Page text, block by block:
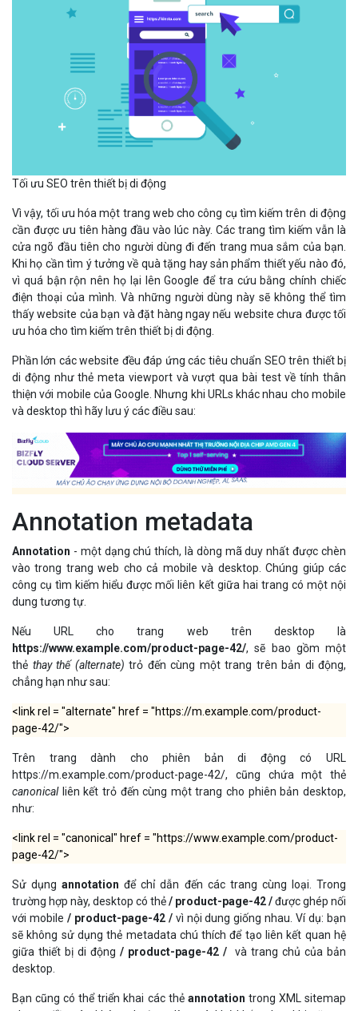
Tối ưu SEO trên thiết bị di động
Vì vậy, tối ưu hóa một trang web cho công cụ tìm kiếm trên di động
cần được ưu tiên hàng đầu vào lúc này. Các trang tìm kiếm vẫn là
cửa ngõ đầu tiên cho người dùng đi đến trang mua sắm của bạn.
Khi họ cần tìm ý tưởng về quà tặng hay sản phẩm thiết yếu nào đó,
vì quá bận rộn nên họ lại lên Google để tra cứu bằng chính chiếc
điện thoại của mình. Và những người dùng này sẽ không thể tìm
thấy website của bạn và đặt hàng ngay nếu website chưa được tối
ưu hóa cho tìm kiếm trên thiết bị di động.
Phần lớn các website đều đáp ứng các tiêu chuẩn SEO trên thiết bị
di động như thẻ meta viewport và vượt qua bài test về tính thân
thiện với mobile của Google. Nhưng khi URLs khác nhau cho mobile
và desktop thì hãy lưu ý các điều sau:
Annotation metadata
Annotation - một dạng chú thích, là dòng mã duy nhất được chèn
vào trong trang web cho cả mobile và desktop. Chúng giúp các
công cụ tìm kiếm hiểu được mối liên kết giữa hai trang có một nội
dung tương tự.
Nếu URL cho trang web trên desktop là
https://www.example.com/product-page-42/, sẽ bao gồm một
thẻ thay thế (alternate) trỏ đến cùng một trang trên bản di động,
chẳng hạn như sau:
<link rel = "alternate" href = "https://m.example.com/product-
page-42/">
Trên trang dành cho phiên bản di động có URL
https://m.example.com/product-page-42/, cũng chứa một thẻ
canonical liên kết trỏ đến cùng một trang cho phiên bản desktop,
như:
<link rel = "canonical" href = "https://www.example.com/product-
page-42/">
Sử dụngannotation để chỉ dẫn đến các trang cùng loại. Trong
trường hợp này, desktop có thẻ/ product-page-42 /được ghép nối
với mobile / product-page-42 /vì nội dung giống nhau. Ví dụ: bạn
sẽ không sử dụng thẻ metadata chú thích để tạo liên kết quan hệ
giữa thiết bị di động / product-page-42 / và trang chủ của bản
desktop.
Bạn cũng có thể triển khai các thẻ annotation trong XML sitemap